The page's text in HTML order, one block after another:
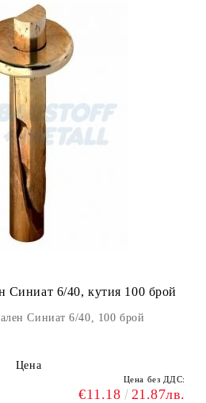
Синиат 6/40, кутия 100 брой
Синиат 6/40, 100 брой
Цена
Цена без ДДС:
€11.18 21.87лв.